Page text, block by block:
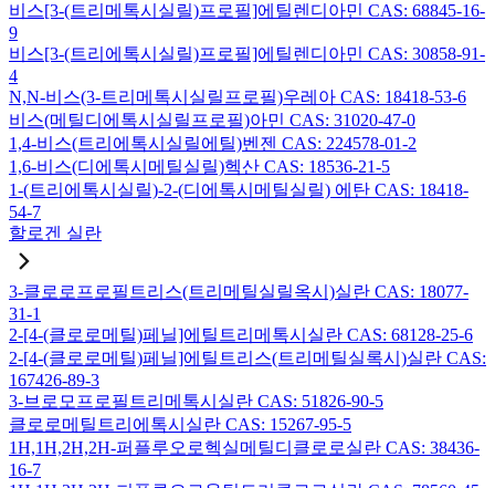
비스[3-(트리메톡시실릴)프로필]에틸렌디아민 CAS: 68845-16-
9
비스[3-(트리에톡시실릴)프로필]에틸렌디아민 CAS: 30858-91-
4
N,N-비스(3-트리메톡시실릴프로필)우레아 CAS: 18418-53-6
비스(메틸디에톡시실릴프로필)아민 CAS: 31020-47-0
1,4-비스(트리에톡시실릴에틸)벤젠 CAS: 224578-01-2
1,6-비스(디에톡시메틸실릴)헥산 CAS: 18536-21-5
1-(트리에톡시실릴)-2-(디에톡시메틸실릴) 에탄 CAS: 18418-
54-7
할로겐 실란
3-클로로프로필트리스(트리메틸실릴옥시)실란 CAS: 18077-
31-1
2-[4-(클로로메틸)페닐]에틸트리메톡시실란 CAS: 68128-25-6
2-[4-(클로로메틸)페닐]에틸트리스(트리메틸실록시)실란 CAS:
167426-89-3
3-브로모프로필트리메톡시실란 CAS: 51826-90-5
클로로메틸트리에톡시실란 CAS: 15267-95-5
1H,1H,2H,2H-퍼플루오로헥실메틸디클로로실란 CAS: 38436-
16-7